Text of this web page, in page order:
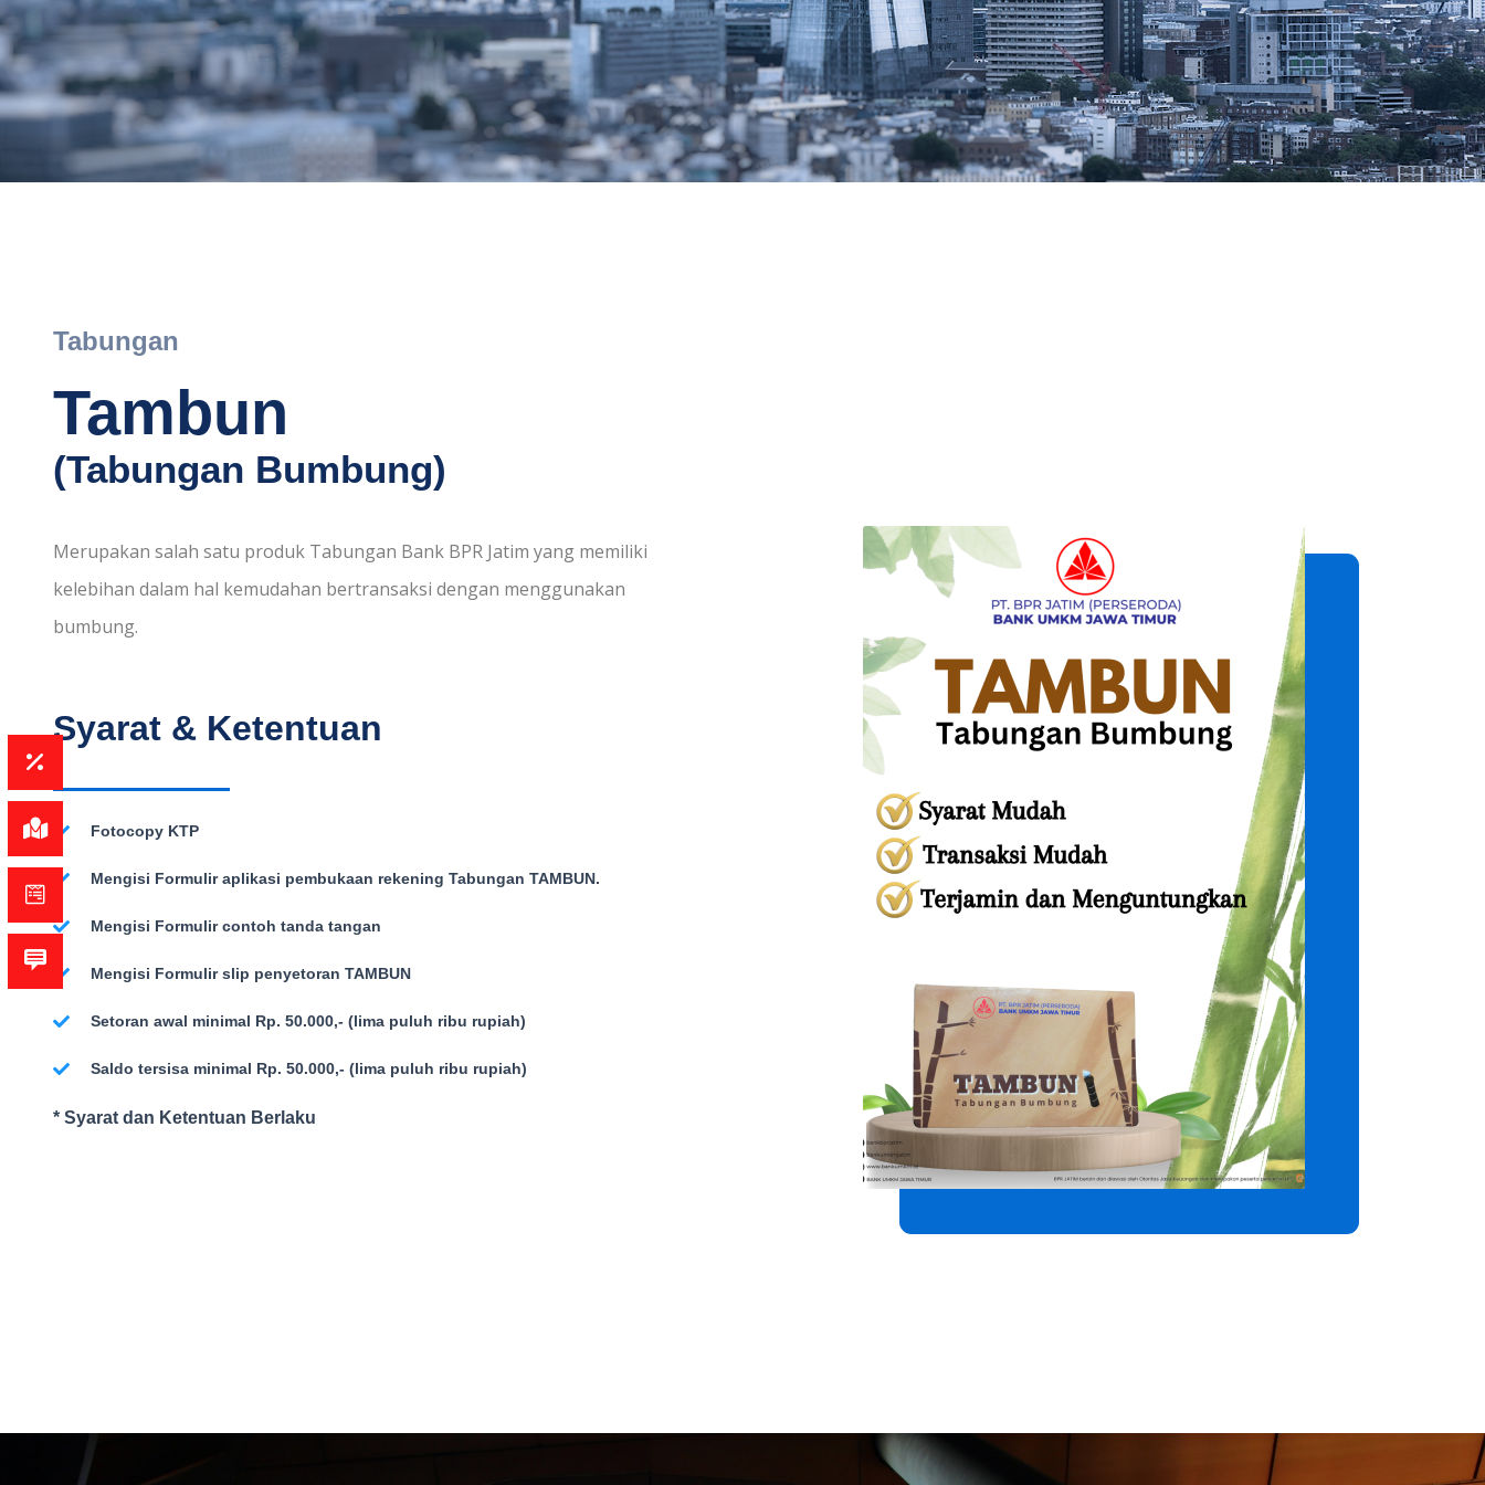
Tabungan
Tambun
(Tabungan Bumbung)
Merupakan salah satu produk Tabungan Bank BPR Jatim yang memiliki
kelebihan dalam hal kemudahan bertransaksi dengan menggunakan
bumbung.
Syarat & Ketentuan
Fotocopy KTP
Mengisi Formulir aplikasi pembukaan rekening Tabungan TAMBUN.
Mengisi Formulir contoh tanda tangan
Mengisi Formulir slip penyetoran TAMBUN
Setoran awal minimal Rp. 50.000,- (lima puluh ribu rupiah)
Saldo tersisa minimal Rp. 50.000,- (lima puluh ribu rupiah)
* Syarat dan Ketentuan Berlaku